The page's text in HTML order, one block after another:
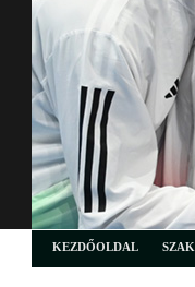
KEZDŐOLDAL